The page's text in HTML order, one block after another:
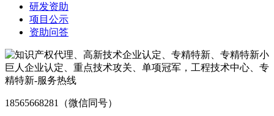
研发资助
项目公示
资助问答
18565668281（微信同号）